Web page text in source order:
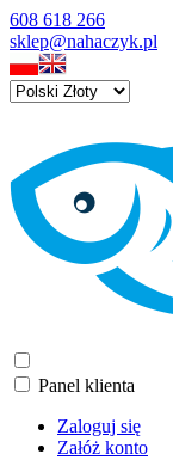
608 618 266
sklep@nahaczyk.pl
Panel klienta
Zaloguj się
Załóż konto